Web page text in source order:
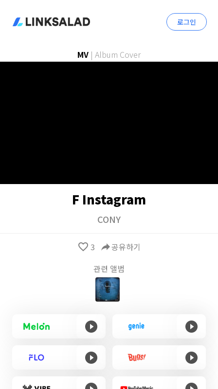
로그인
MV | Album Cover
F Instagram
CONY
favorite_border 3 reply공유하기
관련 앨범